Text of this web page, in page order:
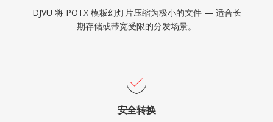
DJVU 将 POTX 模板幻灯片压缩为极小的文件 — 适合长
期存储或带宽受限的分发场景。
安全转换